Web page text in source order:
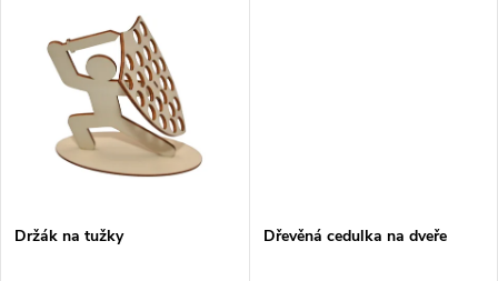
Držák na tužky Dřevěná cedulka na dveře